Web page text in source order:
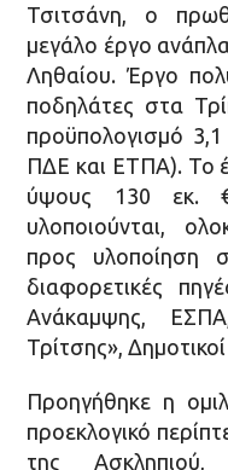
Τσιτσάνη, ο
μεγάλο έργο
Ληθαίου. Έργο
ποδηλάτες στα
προϋπολογισμό
ΠΔΕ και ΕΤΠΑ). Το
ύψους 130 εκ.
υλοποιούνται,
προς υλοποίηση
διαφορετικές
Ανάκαμψης,
Τρίτσης»,
Προηγήθηκε η
προεκλογικό
της